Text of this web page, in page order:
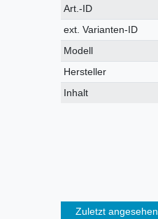
Technisches
Merkmal
Wert
Art.-ID
ext. Varianten-ID
Modell
Hersteller
Inhalt
Zuletzt angesehen